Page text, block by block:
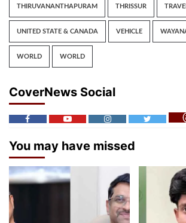
THIRUVANANTHAPURAM THRISSUR
UNITED STATE & CANADA VEHICLE
WORLD WORLD
CoverNews Social
You may have missed